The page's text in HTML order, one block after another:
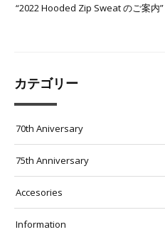
“2022 Hooded Zip Sweat のご案内”
カテゴリー
70th Aniversary
75th Anniversary
Accesories
Information